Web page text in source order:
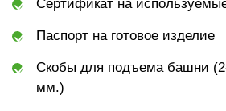
Сертификат на
Паспорт на готовое изделие
Скобы для подъема башни
мм.)